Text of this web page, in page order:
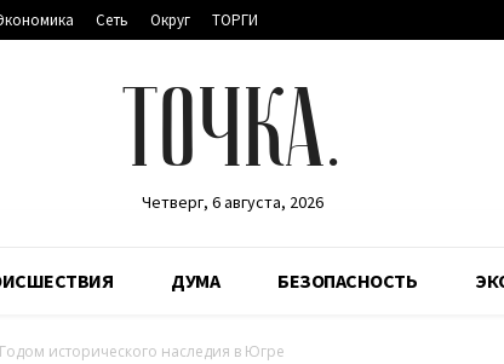
Сеть Округ ТОРГИ
ТОЧКА.
Четверг, 6 августа, 2026
ДУМА БЕЗОПАСНОСТЬ
исторического наследия в Югре